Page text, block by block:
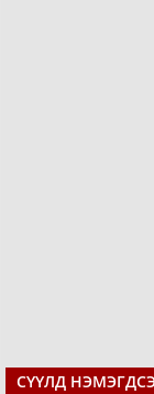
СҮҮЛД